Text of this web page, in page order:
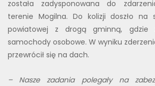
została zadysponowana do
terenie Mogilna. Do kolizji doszło na
powiatowej z drogą gminną, gdzie
samochody osobowe. W wyniku
przewrócił się na dach.
– Nasze zadania polegały na